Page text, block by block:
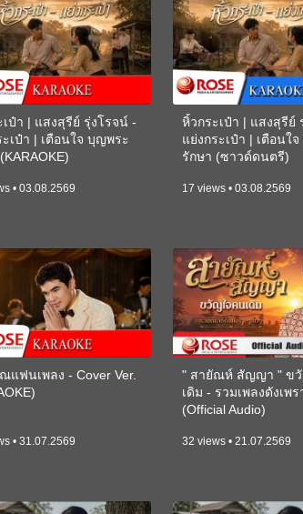
เป๋า | แสงสุรีย์ รุ่งโรจน์ -
ะเป๋า | เตือนใจ บุญพระ
• 03.08.2569
หิ้วกระเป๋า | แสงสุรีย์
แย่งกระเป๋า | เตือนใ
รักษา (ซาวด์ดนตรี)
17 views • 03.08.2569
แฟนเพลง - Cover Ver.
• 31.07.2569
" สายัณห์ สัญญา " ข
เดิม - รวมเพลงดังเพ
(Official Audio)
32 views • 21.07.2569